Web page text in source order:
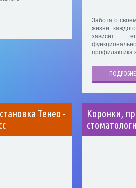
Забота о
жизни
зависит
профилактика
Тенео -
Коронки,